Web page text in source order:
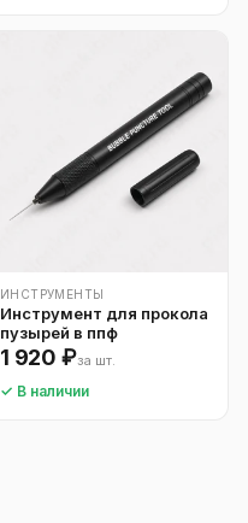
ИНСТРУМЕНТЫ
Инструмент для прокола
пузырей в ппф
1 920 ₽за шт.
✓ В наличии